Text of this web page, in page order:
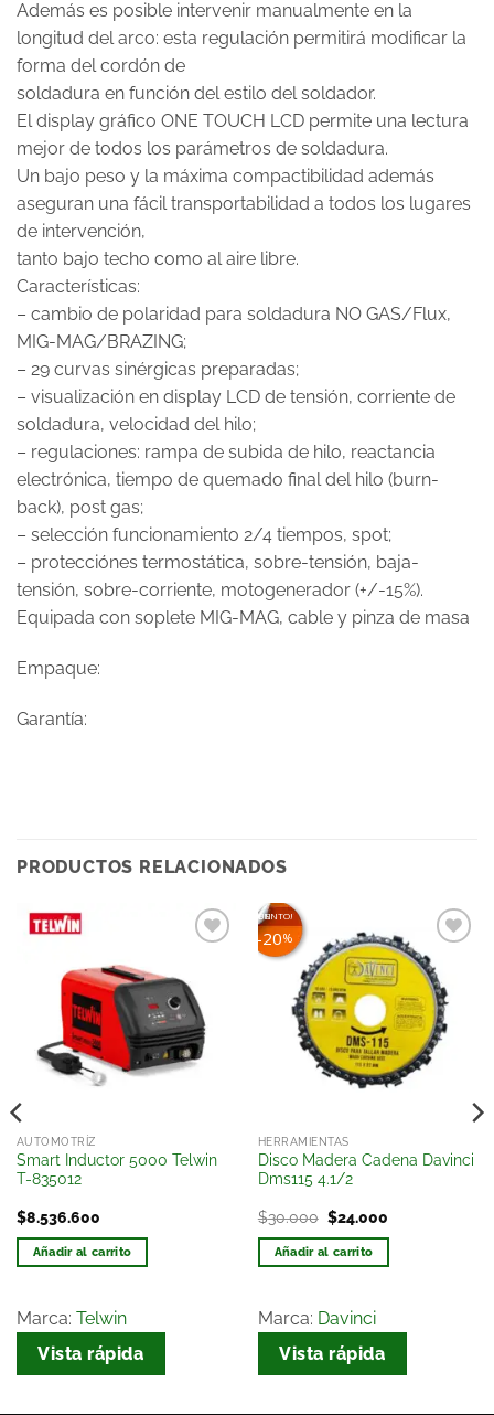
Además es posible intervenir manualmente en la
longitud del arco: esta regulación permitirá modificar la
forma del cordón de
soldadura en función del estilo del soldador.
El display gráfico ONE TOUCH LCD permite una lectura
mejor de todos los parámetros de soldadura.
Un bajo peso y la máxima compactibilidad además
aseguran una fácil transportabilidad a todos los lugares
de intervención,
tanto bajo techo como al aire libre.
Características:
– cambio de polaridad para soldadura NO GAS/Flux,
MIG-MAG/BRAZING;
– 29 curvas sinérgicas preparadas;
– visualización en display LCD de tensión, corriente de
soldadura, velocidad del hilo;
– regulaciones: rampa de subida de hilo, reactancia
electrónica, tiempo de quemado final del hilo (burn-
back), post gas;
– selección funcionamiento 2/4 tiempos, spot;
– protecciónes termostática, sobre-tensión, baja-
tensión, sobre-corriente, motogenerador (+/-15%).
Equipada con soplete MIG-MAG, cable y pinza de masa
Empaque:
Garantía:
PRODUCTOS RELACIONADOS
a la
lista
de
deseos
AUTOMOTRÍZ
Smart Inductor 5000 Telwin
T-835012
$8.536.600
Añadir al carrito
Marca: Telwin
Vista rápida
¡EN DESCUENTO!
%
20
Añadir
a la
lista
de
deseos
HERRAMIENTAS
Disco Madera Cadena Davinci
Dms115 4.1/2
$30.000 $24.000
Añadir al carrito
Marca: Davinci
Vista rápida